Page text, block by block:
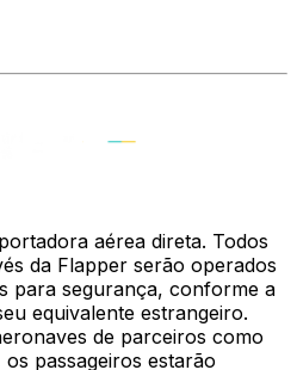
aérea direta. Todos
da Flapper serão operados
para segurança, conforme a
equivalente estrangeiro.
de parceiros como
passageiros estarão